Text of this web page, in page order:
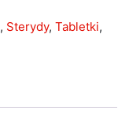
, Sterydy, Tabletki,